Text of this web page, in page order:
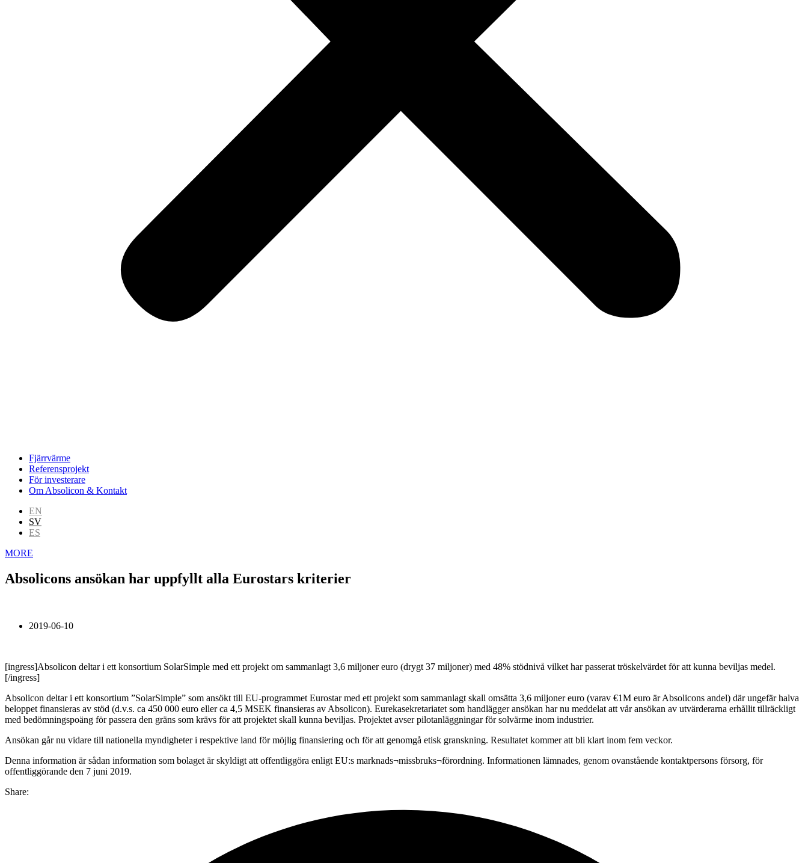
Fjärrvärme
Referensprojekt
För investerare
Om Absolicon & Kontakt
EN
SV
ES
MORE
Absolicons ansökan har uppfyllt alla Eurostars kriterier
2019-06-10
[ingress]Absolicon deltar i ett konsortium SolarSimple med ett projekt om sammanlagt 3,6 miljoner euro (drygt 37 miljoner) med 48% stödnivå vilket har passerat tröskelvärdet för att kunna beviljas medel.
[/ingress]
Absolicon deltar i ett konsortium ”SolarSimple” som ansökt till EU-programmet Eurostar med ett projekt som sammanlagt skall omsätta 3,6 miljoner euro (varav €1M euro är Absolicons andel) där ungefär halva
beloppet finansieras av stöd (d.v.s. ca 450 000 euro eller ca 4,5 MSEK finansieras av Absolicon). Eurekasekretariatet som handlägger ansökan har nu meddelat att vår ansökan av utvärderarna erhållit tillräckligt
med bedömningspoäng för passera den gräns som krävs för att projektet skall kunna beviljas. Projektet avser pilotanläggningar för solvärme inom industrier.
Ansökan går nu vidare till nationella myndigheter i respektive land för möjlig finansiering och för att genomgå etisk granskning. Resultatet kommer att bli klart inom fem veckor.
Denna information är sådan information som bolaget är skyldigt att offentliggöra enligt EU:s marknads¬missbruks¬förordning. Informationen lämnades, genom ovanstående kontaktpersons försorg, för
offentliggörande den 7 juni 2019.
Share: